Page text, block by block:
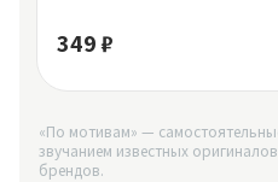
349 ₽
«По мотивам» —
звучанием известных
брендов.